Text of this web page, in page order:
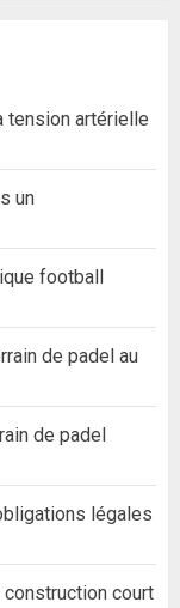
tension artérielle
un
football
de padel au
de padel
légales
court